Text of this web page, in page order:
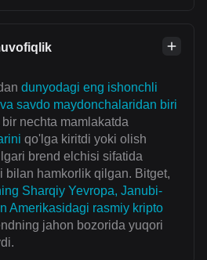
dunyodagi eng ishonchli
savdo maydonchalaridan biri
nechta mamlakatda
qo'lga kiritdi yoki olish
brend elchisi sifatida
bilan hamkorlik qilgan. Bitget,
Sharqiy Yevropa, Janubi-
Amerikasidagi rasmiy kripto
jahon bozorida yuqori